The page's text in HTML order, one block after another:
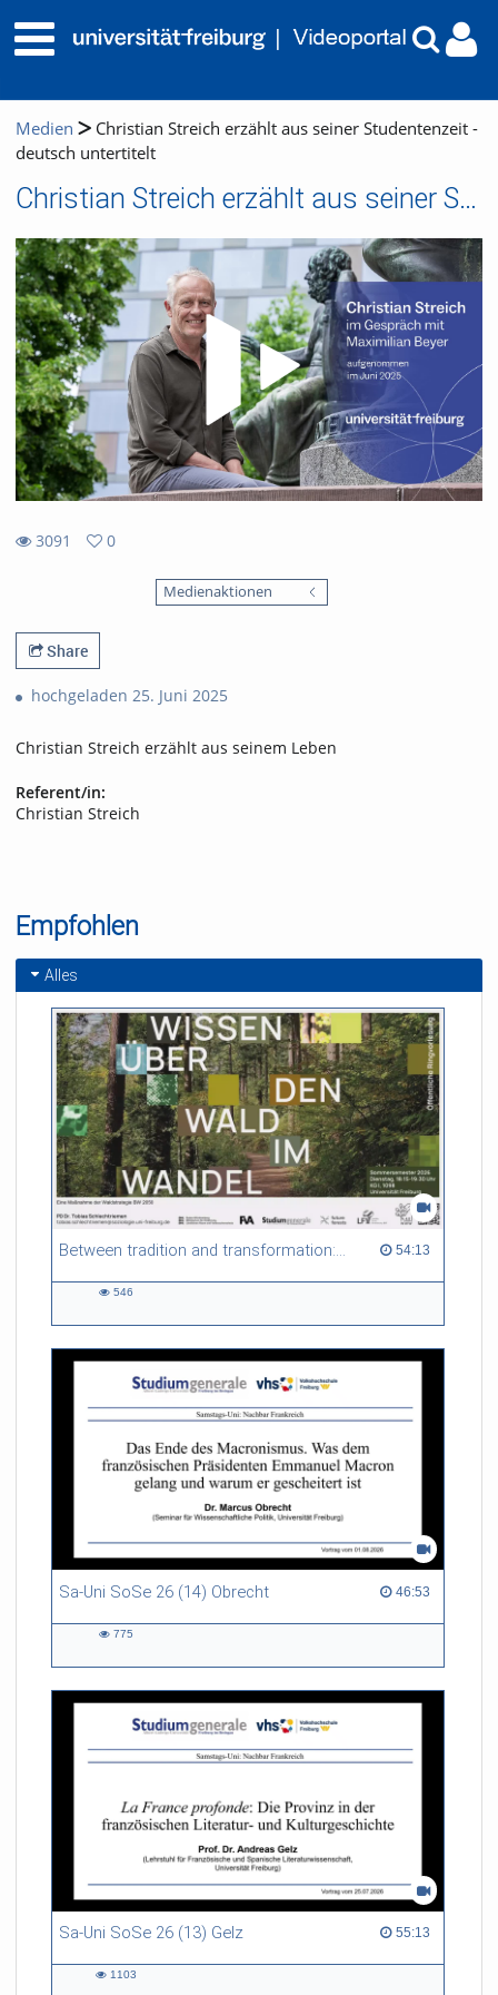
Medien
Christian Streich erzählt aus seiner Studentenzeit -
deutsch untertitelt
Christian Streich erzählt aus seiner Studentenzeit - deutsch untertitelt
3091
0
Medienaktionen
Share
hochgeladen 25. Juni 2025
Christian Streich erzählt aus seinem Leben
Referent/in:
Christian Streich
Empfohlen
Alles
Between tradition and transformation: how owners, advisers and institutions co-create knowledge for resilient forests in Europe 54:13
54:13 duration
546
Sa-Uni SoSe 26 (14) Obrecht 46:53
46:53 duration
775
Sa-Uni SoSe 26 (13) Gelz 55:13
55:13 duration
1103